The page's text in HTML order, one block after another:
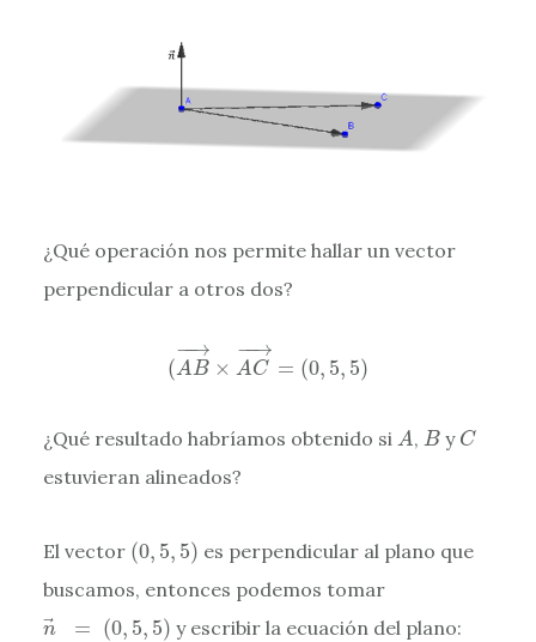
¿Qué operación nos permite hallar un vector
perpendicular a otros dos?
(
−
−→
AB ×
−
−→
AC = (0, 5, 5)
(AB→ ×AC→
¿Qué resultado habríamos obtenido si A
A , B
By C
C
estuvieran alineados?
El vector (0, 5, 5)
(0 5, 5)
es perpendicular al plano que
buscamos, entonces podemos tomar
n = (0, 5, 5)
n 0,5 5 y escribir la ecuación del plano: